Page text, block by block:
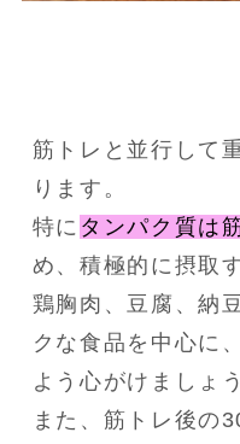
筋トレと並行して
ります。
特に タンパク質は
め、積極的に摂取
鶏胸肉、豆腐、納
クな食品を中心に
よう心がけましょう
また、筋トレ後の